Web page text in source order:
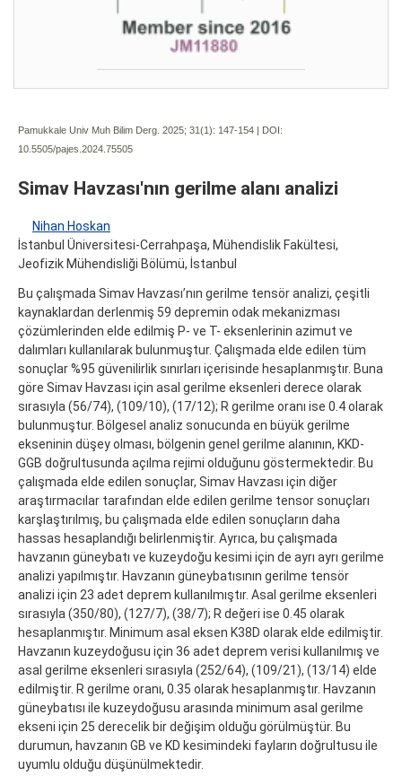
Pamukkale Univ Muh Bilim Derg. 2025; 31(1): 147-154 | DOI:
10.5505/pajes.2024.75505
Simav Havzası'nın gerilme alanı analizi
Nihan Hoskan
İstanbul Üniversitesi-Cerrahpaşa, Mühendislik Fakültesi,
Jeofizik Mühendisliği Bölümü, İstanbul
Bu çalışmada Simav Havzası’nın gerilme tensör analizi, çeşitli
kaynaklardan derlenmiş 59 depremin odak mekanizması
çözümlerinden elde edilmiş P- ve T- eksenlerinin azimut ve
dalımları kullanılarak bulunmuştur. Çalışmada elde edilen tüm
sonuçlar %95 güvenilirlik sınırları içerisinde hesaplanmıştır. Buna
göre Simav Havzası için asal gerilme eksenleri derece olarak
sırasıyla (56/74), (109/10), (17/12); R gerilme oranı ise 0.4 olarak
bulunmuştur. Bölgesel analiz sonucunda en büyük gerilme
ekseninin düşey olması, bölgenin genel gerilme alanının, KKD-
GGB doğrultusunda açılma rejimi olduğunu göstermektedir. Bu
çalışmada elde edilen sonuçlar, Simav Havzası için diğer
araştırmacılar tarafından elde edilen gerilme tensor sonuçları
karşlaştırılmış, bu çalışmada elde edilen sonuçların daha
hassas hesaplandığı belirlenmiştir. Ayrıca, bu çalışmada
havzanın güneybatı ve kuzeydoğu kesimi için de ayrı ayrı gerilme
analizi yapılmıştır. Havzanın güneybatısının gerilme tensör
analizi için 23 adet deprem kullanılmıştır. Asal gerilme eksenleri
sırasıyla (350/80), (127/7), (38/7); R değeri ise 0.45 olarak
hesaplanmıştır. Minimum asal eksen K38D olarak elde edilmiştir.
Havzanın kuzeydoğusu için 36 adet deprem verisi kullanılmış ve
asal gerilme eksenleri sırasıyla (252/64), (109/21), (13/14) elde
edilmiştir. R gerilme oranı, 0.35 olarak hesaplanmıştır. Havzanın
güneybatısı ile kuzeydoğusu arasında minimum asal gerilme
ekseni için 25 derecelik bir değişim olduğu görülmüştür. Bu
durumun, havzanın GB ve KD kesimindeki fayların doğrultusu ile
uyumlu olduğu düşünülmektedir.